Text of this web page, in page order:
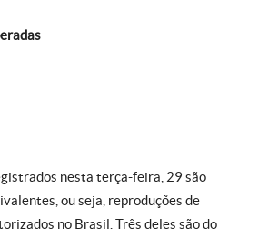
nesta terça-feira, 29 são
ou seja, reproduções de
no Brasil. Três deles são do